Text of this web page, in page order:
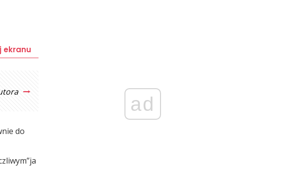
ekranu
do
ad